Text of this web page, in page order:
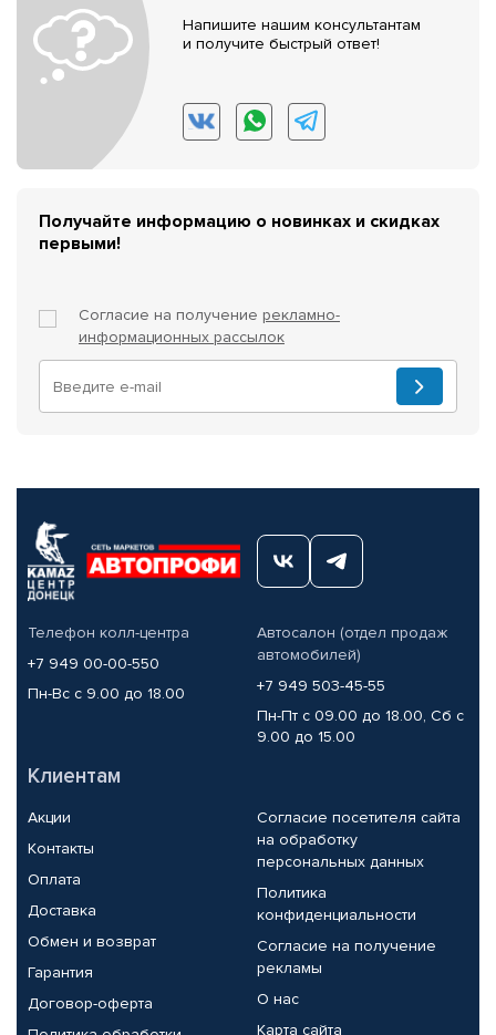
Напишите нашим консультантам
и получите быстрый ответ!
Получайте информацию о новинках и скидках
первыми!
Согласие на получение рекламно-
информационных рассылок
Телефон колл-центра
+7 949 00-00-550
Пн-Вс с 9.00 до 18.00
Автосалон (отдел продаж
автомобилей)
+7 949 503-45-55
Пн-Пт с 09.00 до 18.00, Сб с
9.00 до 15.00
Клиентам
Акции
Контакты
Оплата
Доставка
Обмен и возврат
Гарантия
Договор-оферта
Согласие посетителя сайта
на обработку
персональных данных
Политика
конфиденциальности
Согласие на получение
рекламы
О нас
Карта сайта